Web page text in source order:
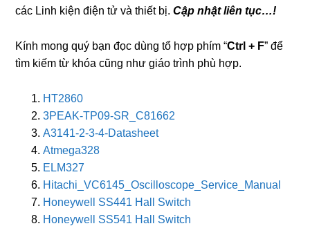
các Linh kiện điện tử và thiết bị.Cập nhật liên tục…!
Kính mong quý bạn đọc dùng tổ hợp phím “Ctrl + F” để
tìm kiếm từ khóa cũng như giáo trình phù hợp.
HT2860
3PEAK-TP09-SR_C81662
A3141-2-3-4-Datasheet
Atmega328
ELM327
Hitachi_VC6145_Oscilloscope_Service_Manual
Honeywell SS441 Hall Switch
Honeywell SS541 Hall Switch